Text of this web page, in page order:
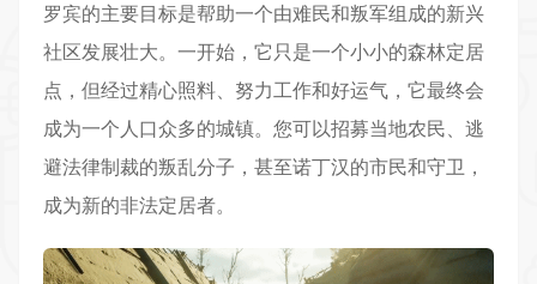
罗宾的主要目标是帮助一个由难民和叛军组成的新兴
社区发展壮大。一开始，它只是一个小小的森林定居
点，但经过精心照料、努力工作和好运气，它最终会
成为一个人口众多的城镇。您可以招募当地农民、逃
避法律制裁的叛乱分子，甚至诺丁汉的市民和守卫，
成为新的非法定居者。